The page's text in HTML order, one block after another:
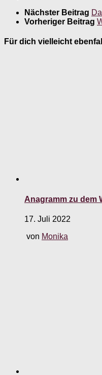
Nächster Beitrag
Vorheriger Beitrag
Für dich vielleicht
Anagramm zu dem
17. Juli 2022
von Monika